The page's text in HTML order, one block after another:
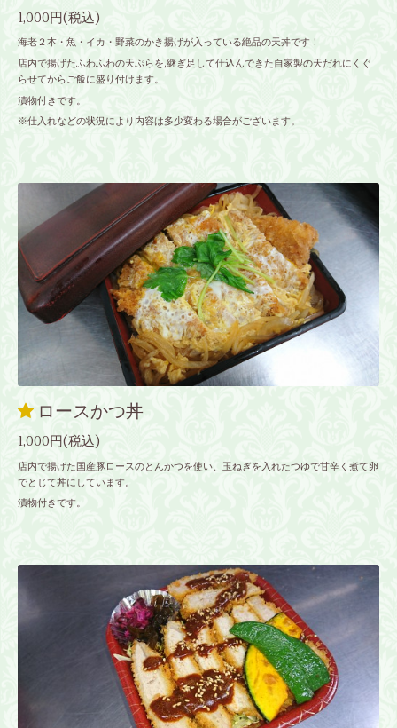
1,000円(税込)
海老２本・魚・イカ・野菜のかき揚げが入っている絶品の天丼です！
店内で揚げたふわふわの天ぷらを,継ぎ足して仕込んできた自家製の天だれにくぐ
らせてからご飯に盛り付けます。
漬物付きです。
※仕入れなどの状況により内容は多少変わる場合がございます。
ロースかつ丼
1,000円(税込)
店内で揚げた国産豚ロースのとんかつを使い、玉ねぎを入れたつゆで甘辛く煮て卵
でとじて丼にしています。
漬物付きです。